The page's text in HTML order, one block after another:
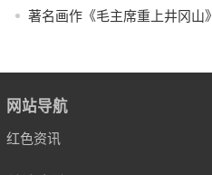
著名画作《毛主席重上井冈山》
网站导航
红色资讯